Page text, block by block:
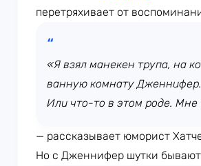
перетряхивает от
«Я взял манекен трупа, на
ванную комнату Дженнифер.
Или что-то в этом роде. Мне
— рассказывает юморист
Но с Дженнифер шутки